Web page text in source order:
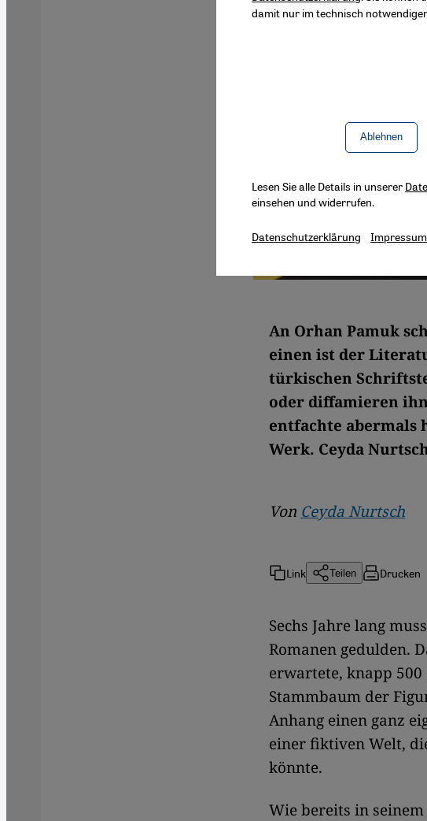
An Orhan Pamuk
einen ist der
türkischen
oder diffamieren
entfachte abermals
Werk. Ceyda
Von Ceyda Nurtsch
Link Teilen Drucken
Sechs Jahre lang
Romanen gedulden.
erwartete, knapp 500
Stammbaum der
Anhang einen ganz
einer fiktiven Welt,
könnte.
Wie bereits in
damit nur im technisch
Ablehnen
Lesen Sie alle Details in unserer
einsehen und widerrufen.
Datenschutzerklärung Impressum